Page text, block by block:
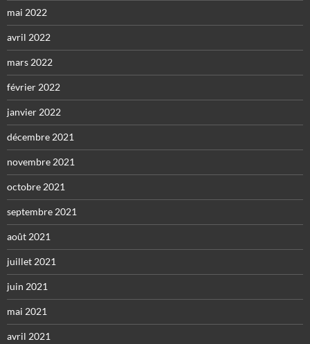
mai 2022
avril 2022
mars 2022
février 2022
janvier 2022
décembre 2021
novembre 2021
octobre 2021
septembre 2021
août 2021
juillet 2021
juin 2021
mai 2021
avril 2021